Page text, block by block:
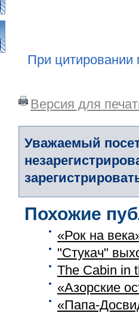
При цитировании
Версия для
Уважаемый
Похожие
«Рок на
"Стукач"
The Cabin in
«Азорские
«Папа-